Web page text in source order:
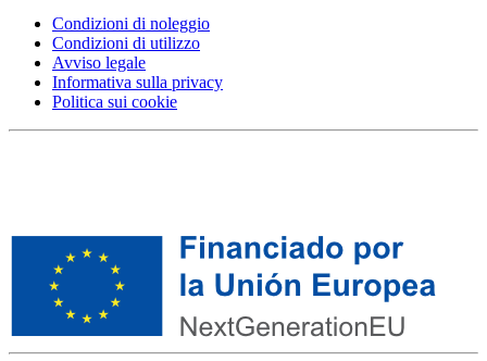
Condizioni di noleggio
Condizioni di utilizzo
Avviso legale
Informativa sulla privacy
Politica sui cookie